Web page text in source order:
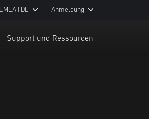
EMEA | DE Anmeldung
Support und Ressourcen